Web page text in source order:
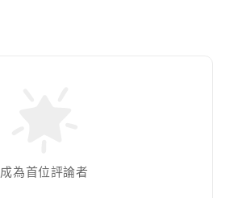
成為首位評論者